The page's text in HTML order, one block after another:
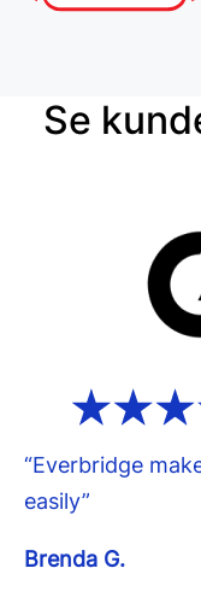
Se
“Everbridge
easily”
Brenda G.